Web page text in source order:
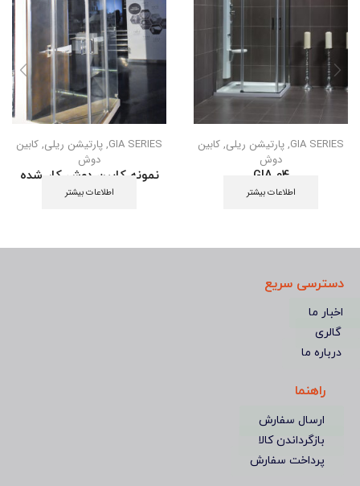
GIA SERIES
,پارتیشن ریلی,کابین
دوش
GIA 04
اطلاعات بیشتر
GIA SERIES
,پارتیشن ریلی,کابین
دوش
نمونه کابین دوش کار شده
اطلاعات بیشتر
دسترسی سریع
اخبار ما
گالری
درباره ما
راهنما
ارسال سفارش
بازگرداندن کالا
پرداخت سفارش